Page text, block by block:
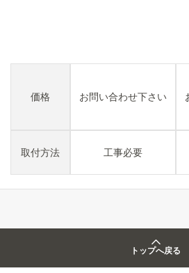
価格
取付方法
お問い合わせ下さい
工事必要
トップへ戻る